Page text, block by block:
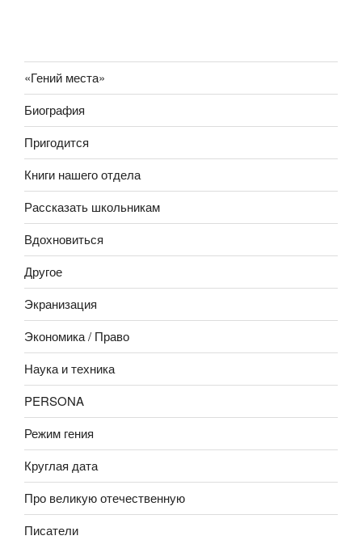
«Гений места»
Биография
Пригодится
Книги нашего отдела
Рассказать школьникам
Вдохновиться
Другое
Экранизация
Экономика / Право
Наука и техника
PERSONA
Режим гения
Круглая дата
Про великую отечественную
Писатели